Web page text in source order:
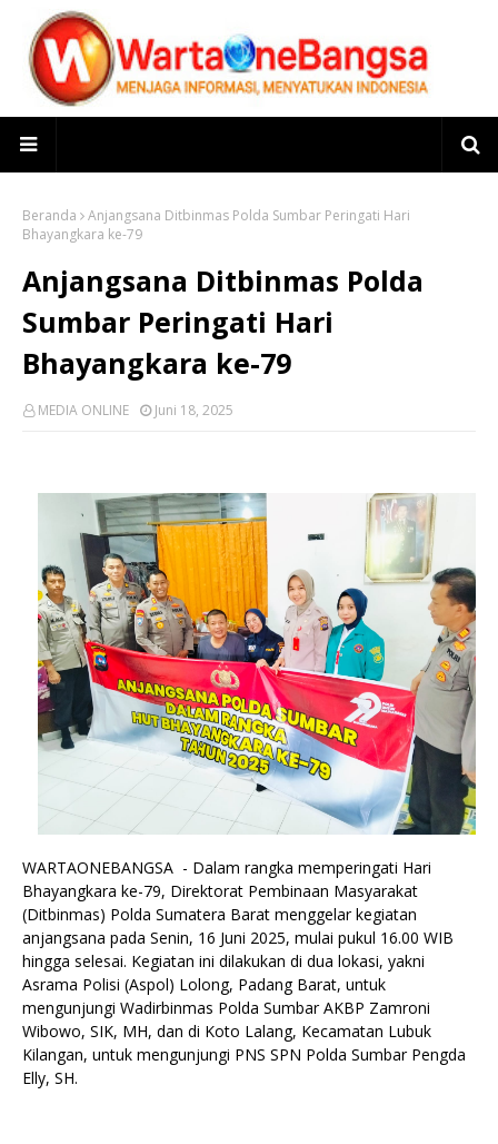
Beranda
Anjangsana Ditbinmas Polda Sumbar Peringati Hari
Bhayangkara ke-79
Anjangsana Ditbinmas Polda
Sumbar Peringati Hari
Bhayangkara ke-79
MEDIA ONLINE Juni 18, 2025
WARTAONEBANGSA - Dalam rangka memperingati Hari
Bhayangkara ke-79, Direktorat Pembinaan Masyarakat
(Ditbinmas) Polda Sumatera Barat menggelar kegiatan
anjangsana pada Senin, 16 Juni 2025, mulai pukul 16.00 WIB
hingga selesai. Kegiatan ini dilakukan di dua lokasi, yakni
Asrama Polisi (Aspol) Lolong, Padang Barat, untuk
mengunjungi Wadirbinmas Polda Sumbar AKBP Zamroni
Wibowo, SIK, MH, dan di Koto Lalang, Kecamatan Lubuk
Kilangan, untuk mengunjungi PNS SPN Polda Sumbar Pengda
Elly, SH.